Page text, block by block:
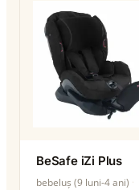
BeSafe iZi Plus
bebeluș (9 luni-4 ani)